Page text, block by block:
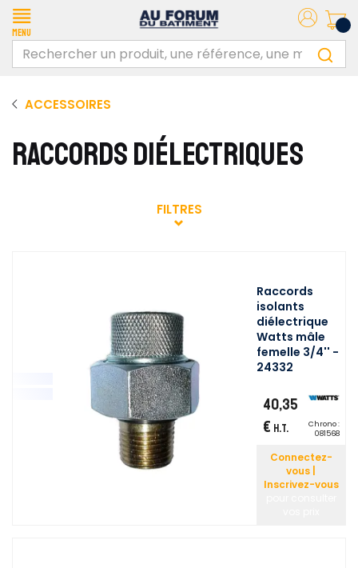
Menu
ACCESSOIRES
RACCORDS DIÉLECTRIQUES
FILTRES
Raccords
isolants
diélectrique
Watts mâle
femelle 3/4'' -
24332
40,35
€ H.T.
Chrono :
081568
Connectez-
vous |
Inscrivez-vous